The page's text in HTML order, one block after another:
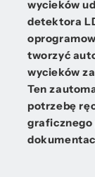
wycieków
detektora
tworzyć
wycieków
Ten
potrzebę
graficznego